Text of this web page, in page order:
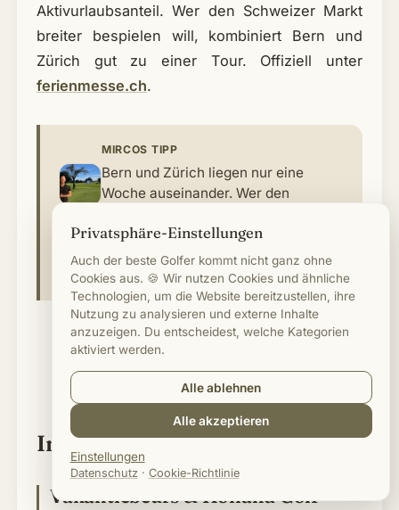
Aktivurlaubsanteil. Wer den Schweizer Markt
breiter bespielen will, kombiniert Bern und
Zürich gut zu einer Tour. Offiziell unter
ferienmesse.ch.
MIRCOS TIPP
Bern und Zürich liegen nur eine
Woche auseinander. Wer den
aus beiden eine kompakte Tour, das
spart Anreise und du erreichst zwei
Publikumstypen.
International: Europa
Vakantiebeurs & Holland Golf
Privatsphäre-Einstellungen
Auch der beste Golfer kommt nicht ganz ohne
Cookies aus. 🍪 Wir nutzen Cookies und ähnliche
Technologien, um die Website bereitzustellen, ihre
Nutzung zu analysieren und externe Inhalte
anzuzeigen. Du entscheidest, welche Kategorien
aktiviert werden.
Alle ablehnen
Alle akzeptieren
Einstellungen
Datenschutz· Cookie-Richtlinie